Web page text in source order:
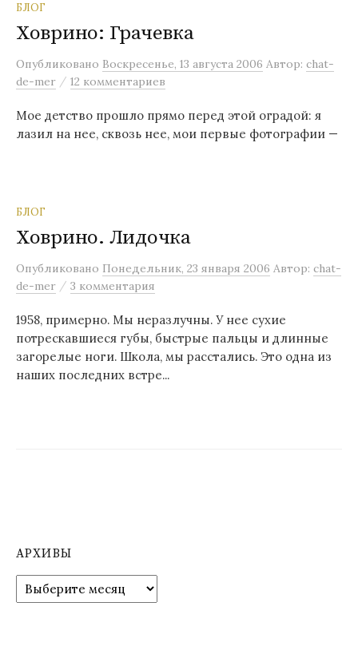
БЛОГ
Ховрино: Грачевка
Опубликовано Воскресенье, 13 августа 2006 Автор: chat-
de-mer / 12 комментариев
Мое детство прошло прямо перед этой оградой: я
лазил на нее, сквозь нее, мои первые фотографии —
БЛОГ
Ховрино. Лидочка
Опубликовано Понедельник, 23 января 2006 Автор: chat-
de-mer / 3 комментария
1958, примерно. Мы неразлучны. У нее сухие
потрескавшиеся губы, быстрые пальцы и длинные
загорелые ноги. Школа, мы расстались. Это одна из
наших последних встре...
АРХИВЫ
р